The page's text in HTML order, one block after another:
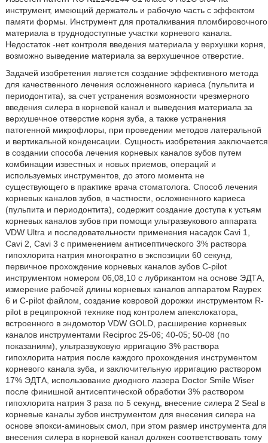
инструмент, имеющий держатель и рабочую часть с эффектом
памяти формы. Инструмент для проталкивания пломбировочного
материала в труднодоступные участки корневого канала.
Недостаток -нет контроля введения материала у верхушки корня,
возможно выведение материала за верхушечное отверстие.
Задачей изобретения является создание эффективного метода
для качественного лечения осложненного кариеса (пульпита и
периодонтита), за счет устранения возможности чрезмерного
введения силера в корневой канал и выведения материала за
верхушечное отверстие корня зуба, а также устранения
патогенной микрофлоры, при проведении методов латеральной
и вертикальной конденсации. Сущность изобретения заключается
в создании способа лечения корневых каналов зубов путем
комбинации известных и новых приемов, операций и
используемых инструментов, до этого момента не
существующего в практике врача стоматолога. Способ лечения
корневых каналов зубов, в частности, осложненного кариеса
(пульпита и периодонтита), содержит создание доступа к устьям
корневых каналов зубов при помощи ультразвукового аппарата
VDW Ultra и последовательности применения насадок Cavi 1,
Cavi 2, Cavi 3 с применением антисептического 3% раствора
гипохлорита натрия многократно в экспозиции 60 секунд,
первичное прохождение корневых каналов зубов C-pilot
инструментом номером 06,08,10 с лубрикантом на основе ЭДТА,
измерение рабочей длины корневых каналов аппаратом Raypex
6 и C-pilot файлом, создание ковровой дорожки инструментом R-
pilot в реципрокной технике под контролем апекслокатора,
встроенного в эндомотор VDW GOLD, расширение корневых
каналов инструментами Reciproc 25-06; 40-05; 50-08 (по
показаниям), ультразвуковую ирригацию 3% раствора
гипохлорита натрия после каждого прохождения инструментом
корневого канала зуба, и заключительную ирригацию раствором
17% ЭДТА, использование диодного лазера Doctor Smile Wiser
после финишной антисептической обработки 3% раствором
гипохлорита натрия 3 раза по 5 секунд, внесение силера 2 Seal в
корневые каналы зубов инструментом для внесения силера на
основе эпокси-аминовых смол, при этом размер инструмента для
внесения силера в корневой канал должен соответствовать тому